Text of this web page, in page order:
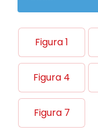
Figura 1
Figura 4
Figura 7